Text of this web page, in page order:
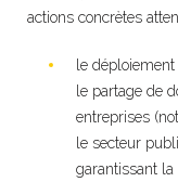
actions concrètes
le
le partage de
entreprises
le secteur
garantissant la